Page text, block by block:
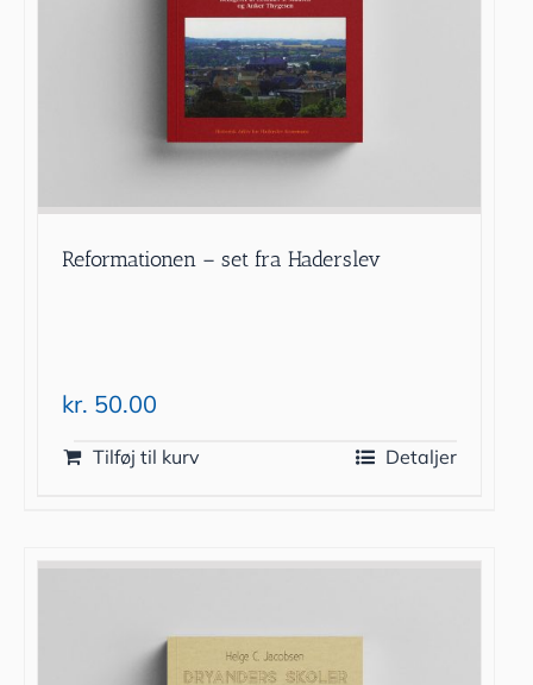
Reformationen – set fra Haderslev
kr. 50.00
Tilføj til kurv Detaljer